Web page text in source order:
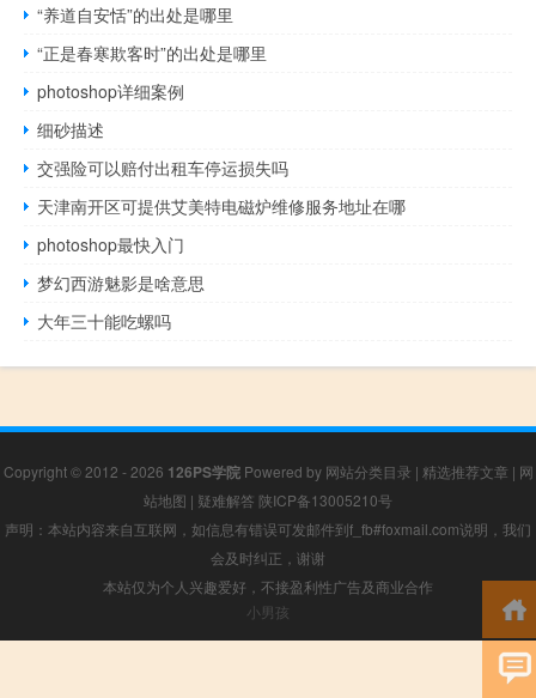
“养道自安恬”的出处是哪里
“正是春寒欺客时”的出处是哪里
photoshop详细案例
细砂描述
交强险可以赔付出租车停运损失吗
天津南开区可提供艾美特电磁炉维修服务地址在哪
photoshop最快入门
梦幻西游魅影是啥意思
大年三十能吃螺吗
Copyright © 2012 - 2026 126PS学院Powered by 网站分类目录 | 精选推荐文章 | 网
站地图 | 疑难解答 陕ICP备13005210号
声明：本站内容来自互联网，如信息有错误可发邮件到f_fb#foxmail.com说明，我们
会及时纠正，谢谢
本站仅为个人兴趣爱好，不接盈利性广告及商业合作
小男孩